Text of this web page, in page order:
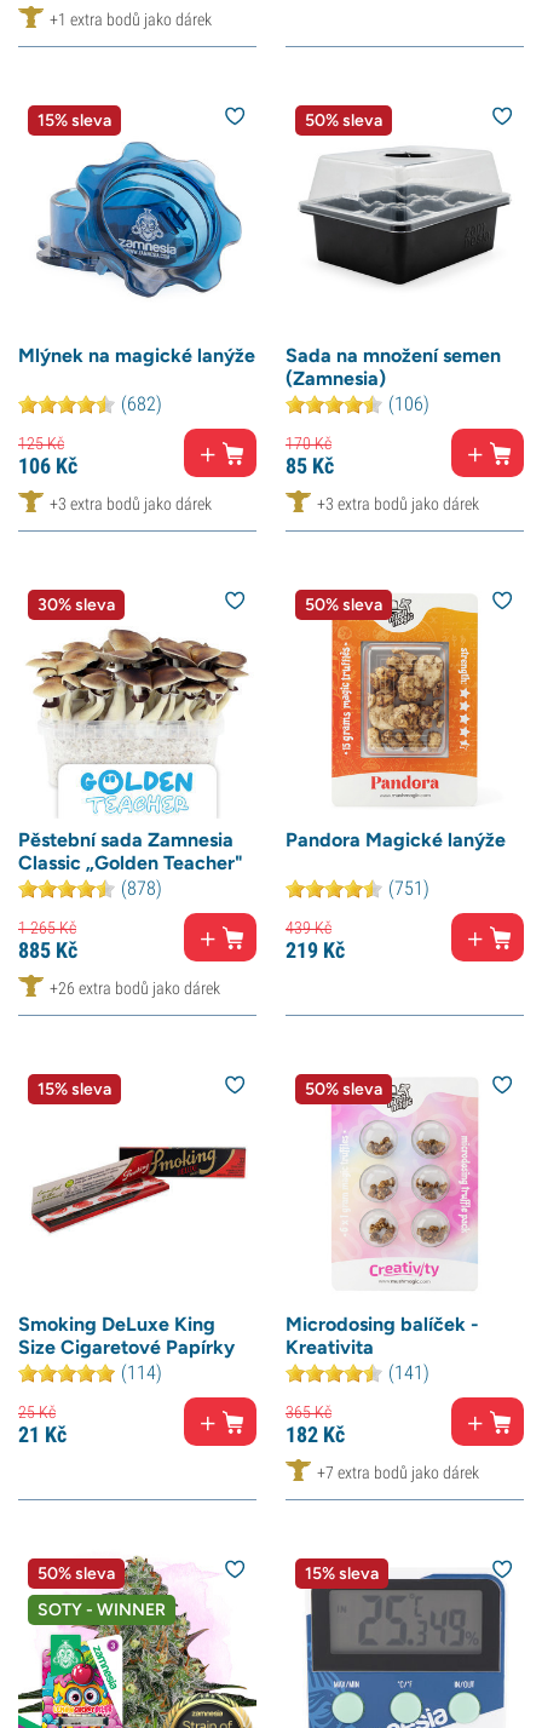
+1 extra bodů jako dárek
15% sleva
Mlýnek na magické lanýže
(682)
125Kč
106 Kč
+3 extra bodů jako dárek
50% sleva
Sada na množení semen
(Zamnesia)
(106)
170Kč
85 Kč
+3 extra bodů jako dárek
30% sleva
Pěstební sada Zamnesia
Classic „Golden Teacher"
(878)
1 265Kč
885 Kč
+26 extra bodů jako dárek
50% sleva
Pandora Magické lanýže
(751)
439Kč
219 Kč
15% sleva
Smoking DeLuxe King
Size Cigaretové Papírky
(114)
25Kč
21 Kč
50% sleva
Microdosing balíček -
Kreativita
(141)
365Kč
182 Kč
+7 extra bodů jako dárek
50% sleva
SOTY - WINNER
15% sleva